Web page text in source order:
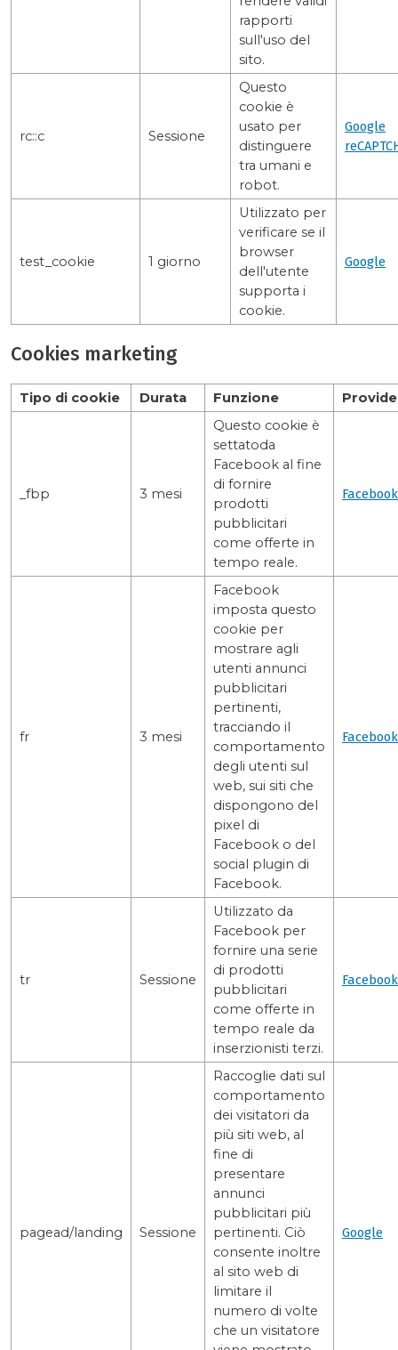
rapporti
sull'uso del
sito.
rc::c Sessione
Questo
cookie è
usato per
distinguere
tra umani e
robot.
Google
test_cookie 1 giorno
Utilizzato per
verificare se il
browser
dell'utente
supporta i
cookie.
Google
Cookies marketing
Tipo di cookie Durata Funzione
_fbp 3 mesi
Questo cookie è
settatoda
Facebook al fine
di fornire
prodotti
pubblicitari
come offerte in
tempo reale.
Facebook
fr 3 mesi
Facebook
imposta questo
cookie per
mostrare agli
utenti annunci
pubblicitari
pertinenti,
tracciando il
comportamento
degli utenti sul
web, sui siti che
dispongono del
pixel di
Facebook o del
social plugin di
Facebook.
Facebook
tr Sessione
Utilizzato da
Facebook per
fornire una serie
di prodotti
pubblicitari
come offerte in
tempo reale da
inserzionisti terzi.
Facebook
pagead/landing Sessione
Raccoglie dati sul
comportamento
dei visitatori da
più siti web, al
fine di
presentare
annunci
pubblicitari più
pertinenti. Ciò
consente inoltre
al sito web di
limitare il
numero di volte
che un visitatore
Google